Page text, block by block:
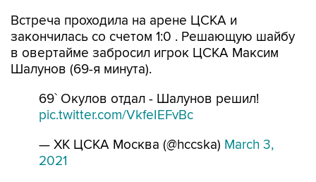
Встреча проходила на арене ЦСКА и
закончилась со счетом 1:0 . Решающую шайбу
в овертайме забросил игрок ЦСКА Максим
Шалунов (69-я минута).
69` Окулов отдал - Шалунов решил!
pic.twitter.com/VkfeIEFvBc
— ХК ЦСКА Москва (@hccska) March 3,
2021